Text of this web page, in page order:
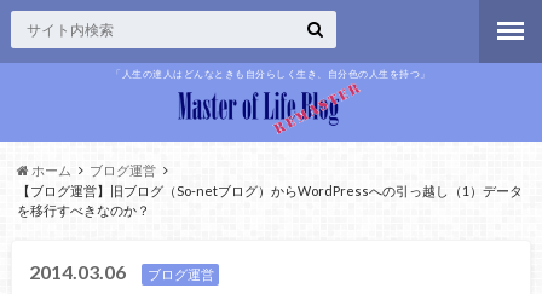
「人生の達人はどんなときも自分らしく生き、自分色の人生を持つ」
ホーム
ブログ運営
【ブログ運営】旧ブログ（So-netブログ）からWordPressへの引っ越し（1）データ
を移行すべきなのか？
2014.03.06 ブログ運営